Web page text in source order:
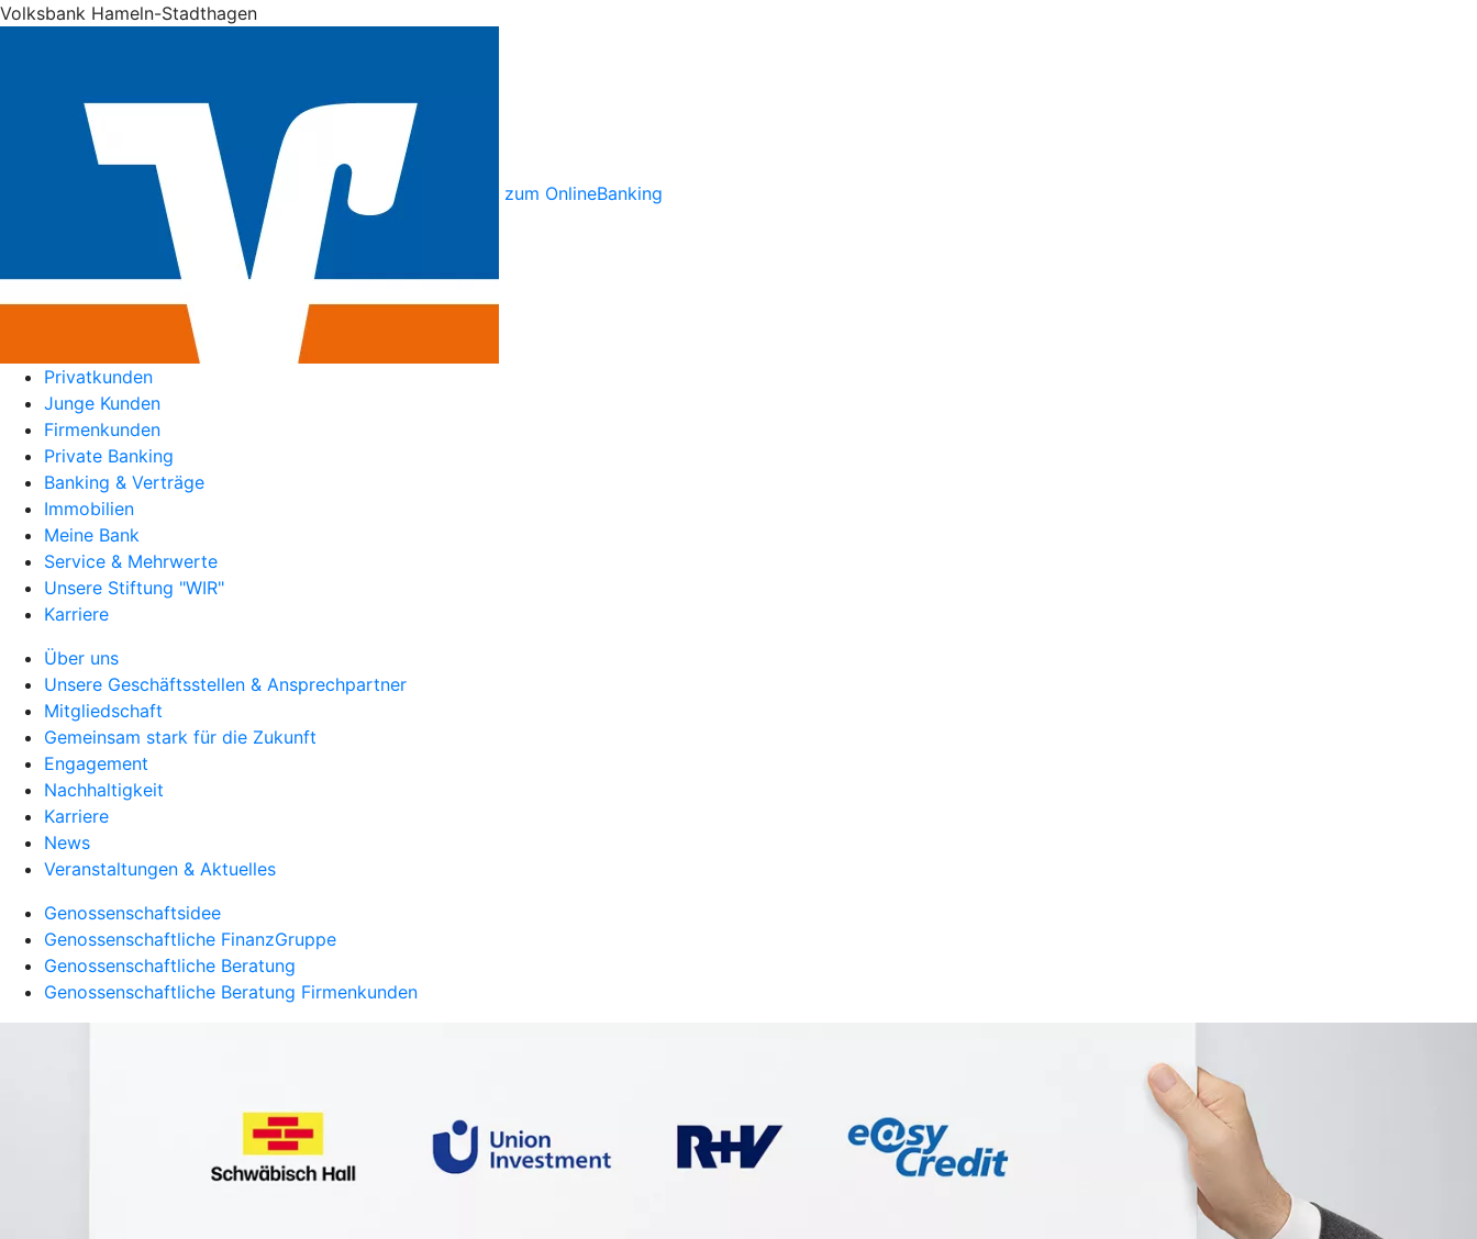
Volksbank Hameln-Stadthagen
zum OnlineBanking
Privatkunden
Junge Kunden
Firmenkunden
Private Banking
Banking & Verträge
Immobilien
Meine Bank
Service & Mehrwerte
Unsere Stiftung "WIR"
Karriere
Über uns
Unsere Geschäftsstellen & Ansprechpartner
Mitgliedschaft
Gemeinsam stark für die Zukunft
Engagement
Nachhaltigkeit
Karriere
News
Veranstaltungen & Aktuelles
Genossenschaftsidee
Genossenschaftliche FinanzGruppe
Genossenschaftliche Beratung
Genossenschaftliche Beratung Firmenkunden